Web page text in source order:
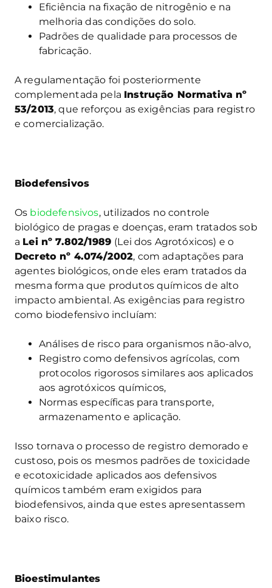
Eficiência na fixação de nitrogênio e na
melhoria das condições do solo.
Padrões de qualidade para processos de
fabricação.
A regulamentação foi posteriormente
complementada pela Instrução Normativa nº
53/2013, que reforçou as exigências para registro
e comercialização.
Biodefensivos
Os biodefensivos, utilizados no controle
biológico de pragas e doenças, eram tratados sob
a Lei nº 7.802/1989 (Lei dos Agrotóxicos) e o
Decreto nº 4.074/2002, com adaptações para
agentes biológicos, onde eles eram tratados da
mesma forma que produtos químicos de alto
impacto ambiental. As exigências para registro
como biodefensivo incluíam:
Análises de risco para organismos não-alvo,
Registro como defensivos agrícolas, com
protocolos rigorosos similares aos aplicados
aos agrotóxicos químicos,
Normas específicas para transporte,
armazenamento e aplicação.
Isso tornava o processo de registro demorado e
custoso, pois os mesmos padrões de toxicidade
e ecotoxicidade aplicados aos defensivos
químicos também eram exigidos para
biodefensivos, ainda que estes apresentassem
baixo risco.
Bioestimulantes